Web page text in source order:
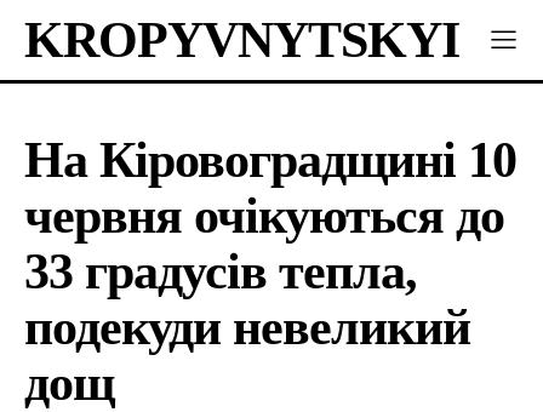
KROPYVNYTSKYI
На Кіровоградщині 10
червня очікуються до
33 градусів тепла,
подекуди невеликий
дощ